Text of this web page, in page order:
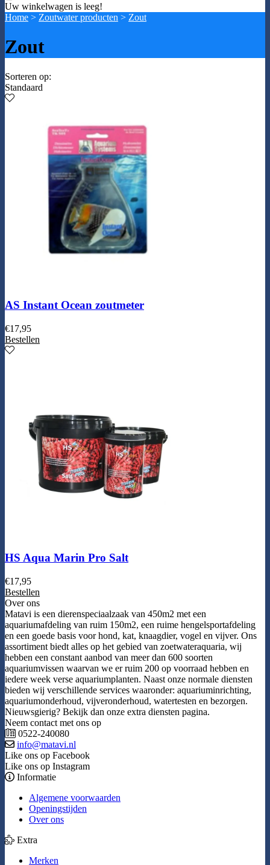
Uw winkelwagen is leeg!
Home > Zoutwater producten > Zout
Zout
Sorteren op:
Standaard
AS Instant Ocean zoutmeter
€17,95
Bestellen
HS Aqua Marin Pro Salt
€17,95
Bestellen
Over ons
Matavi is een dierenspeciaalzaak van 450m2 met een
aquariumafdeling van ruim 150m2, een ruime hengelsportafdeling
en een goede basis voor hond, kat, knaagdier, vogel en vijver. Ons
assortiment biedt alles op het gebied van zoetwateraquaria, wij
hebben een constant aanbod van meer dan 600 soorten
aquariumvissen waarvan we er ruim 200 op voorraad hebben en
iedere week verse aquariumplanten. Naast onze normale diensten
bieden wij verschillende services waaronder: aquariuminrichting,
aquariumonderhoud, vijveronderhoud, watertesten en bezorgen.
Nieuwsgierig? Bekijk dan onze extra diensten pagina.
Neem contact met ons op
0522-240080
info@matavi.nl
Like ons op Facebook
Like ons op Instagram
Informatie
Algemene voorwaarden
Openingstijden
Over ons
Extra
Merken